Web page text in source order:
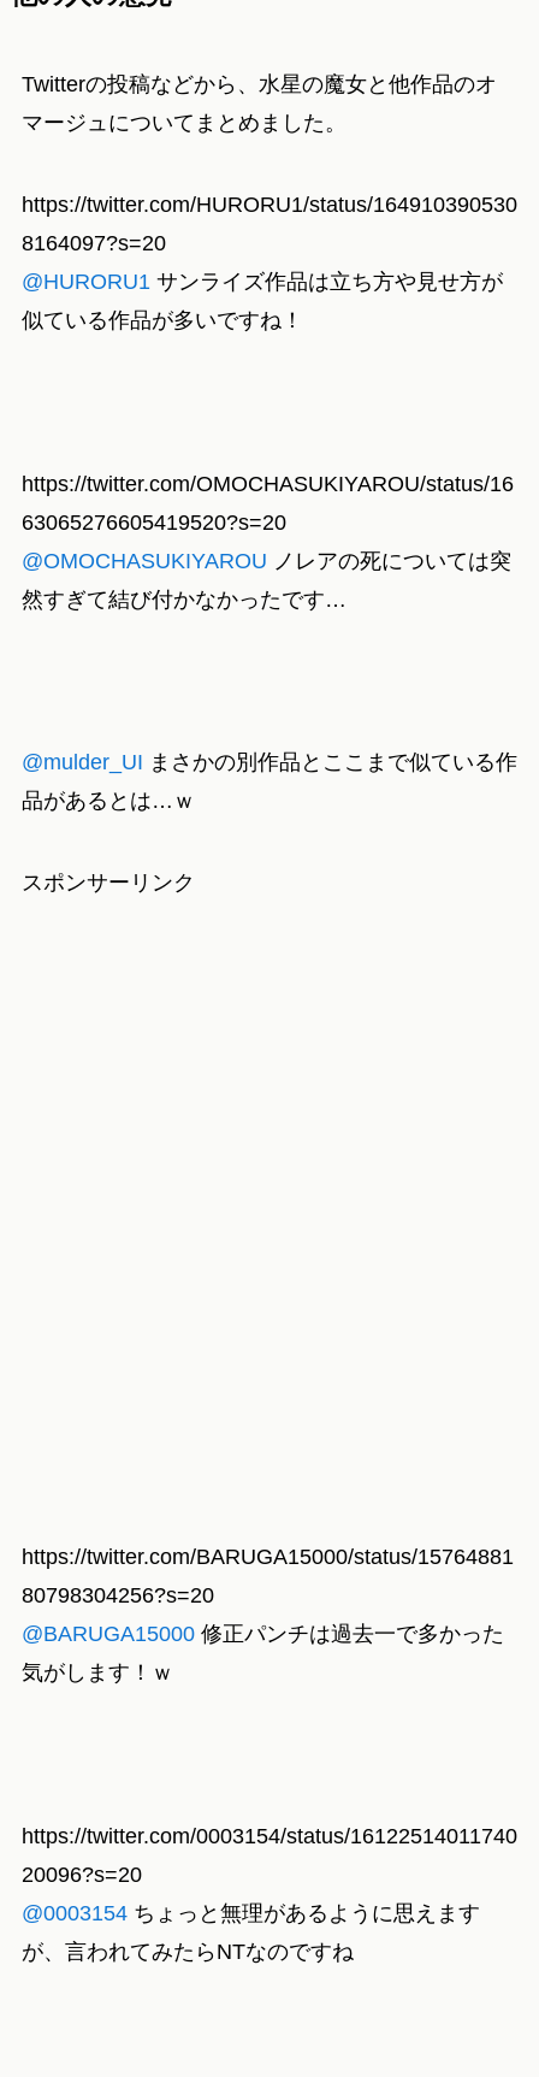
Twitterの投稿などから、水星の魔女と他作品のオ
マージュについてまとめました。
https://twitter.com/HURORU1/status/164910390530
8164097?s=20
@HURORU1サンライズ作品は立ち方や見せ方が
似ている作品が多いですね！
https://twitter.com/OMOCHASUKIYAROU/status/16
63065276605419520?s=20
@OMOCHASUKIYAROU ノレアの死については突
然すぎて結び付かなかったです…
@mulder_UI まさかの別作品とここまで似ている作
品があるとは…ｗ
スポンサーリンク
https://twitter.com/BARUGA15000/status/15764881
80798304256?s=20
@BARUGA15000修正パンチは過去一で多かった
気がします！ｗ
https://twitter.com/0003154/status/16122514011740
20096?s=20
@0003154ちょっと無理があるように思えます
が、言われてみたらNTなのですね